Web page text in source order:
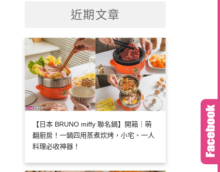
近期文章
【日本 BRUNO miffy 聯名鍋】開箱｜萌
翻廚房！一鍋四用蒸煮炊烤，小宅、一人
料理必收神器！